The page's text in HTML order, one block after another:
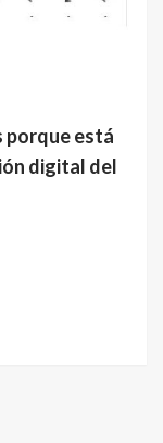
porque está
digital del